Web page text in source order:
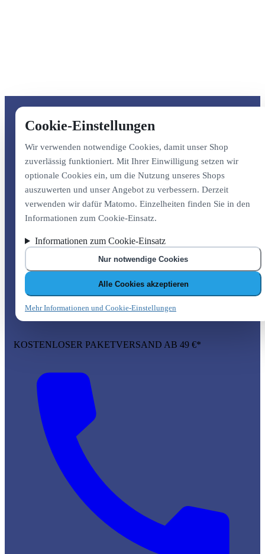
Cookie-Einstellungen
Wir verwenden notwendige Cookies, damit unser Shop
zuverlässig funktioniert. Mit Ihrer Einwilligung setzen wir
optionale Cookies ein, um die Nutzung unseres Shops
auszuwerten und unser Angebot zu verbessern. Derzeit
verwenden wir dafür Matomo. Einzelheiten finden Sie in den
Informationen zum Cookie-Einsatz.
Informationen zum Cookie-Einsatz
Nur notwendige Cookies
Alle Cookies akzeptieren
Mehr Informationen und Cookie-Einstellungen
KOSTENLOSER PAKETVERSAND AB 49 €*